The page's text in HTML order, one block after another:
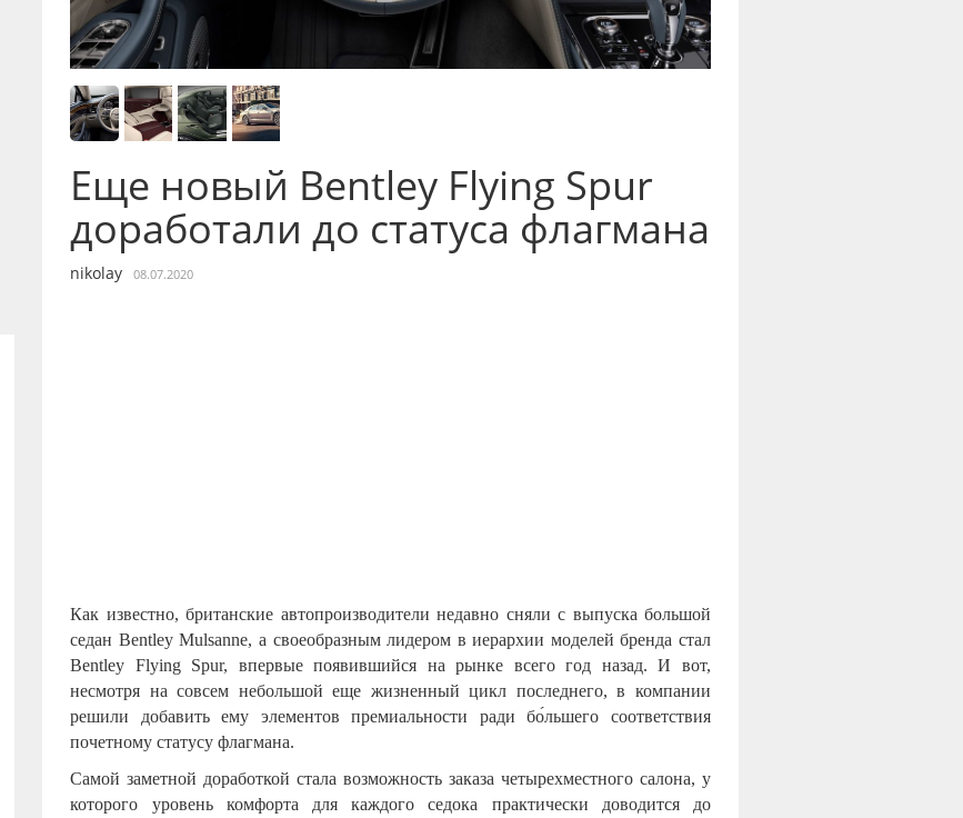
Еще новый Bentley Flying Spur
доработали до статуса флагмана
nikolay 08.07.2020
Как известно, британские автопроизводители недавно сняли с выпуска большой
седан Bentley Mulsanne, а своеобразным лидером в иерархии моделей бренда стал
Bentley Flying Spur, впервые появившийся на рынке всего год назад. И вот,
несмотря на совсем небольшой еще жизненный цикл последнего, в компании
решили добавить ему элементов премиальности ради бо́льшего соответствия
почетному статусу флагмана.
Самой заметной доработкой стала возможность заказа четырехместного салона, у
которого уровень комфорта для каждого седока практически доводится до